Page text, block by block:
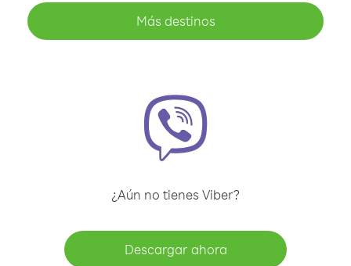
Más destinos
¿Aún no tienes Viber?
Descargar ahora